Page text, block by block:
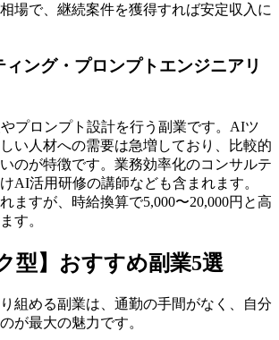
相場で、継続案件を獲得すれば安定収入に
ング・プロンプトエンジニアリ
プロンプト設計を行う副業です。AIツ
い人材への需要は急増しており、比較的
のが特徴です。業務効率化のコンサルテ
AI活用研修の講師なども含まれます。
ますが、時給換算で5,000〜20,000円と高
す。
型】おすすめ副業5選
組める副業は、通勤の手間がなく、自分
が最大の魅力です。